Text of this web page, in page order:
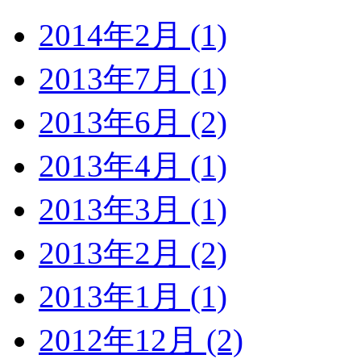
2014年2月 (1)
2013年7月 (1)
2013年6月 (2)
2013年4月 (1)
2013年3月 (1)
2013年2月 (2)
2013年1月 (1)
2012年12月 (2)